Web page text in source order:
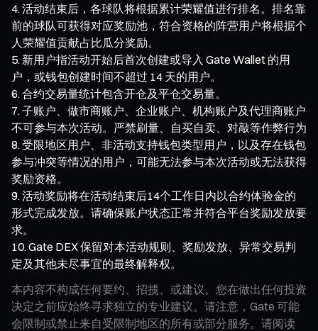
活动结束后，各球队将根据累计荣耀值进行排名。排名靠
前的球队可获得对应奖励池，符合资格的阵营用户将根据个
人荣耀值贡献占比瓜分奖励。
新用户指活动开始后首次创建或导入 Gate Wallet 的用
户，或钱包创建时间不超过 14 天的用户。
合约交易量统计包含开仓及平仓交易量。
子账户、做市商账户、企业账户、机构账户及代理商账户
不可参与本次活动。严禁刷量、自买自卖、对敲等作弊行为
受限地区用户、非活动支持钱包类型用户，以及存在钱包
参与冲突等情况的用户，可能无法参与本次活动或无法获得
奖励资格。
活动奖励将在活动结束后14个工作日内以合约体验金的
形式完成发放。请确保账户状态正常并符合平台奖励发放要
求。
Gate DEX 保留对本活动规则、奖励发放、异常交易判
定及其他未尽事宜的最终解释权。
本内容不构成任何要约、招揽、或建议。您在做出任何投资
决定之前应始终寻求独立的专业建议。请注意，Gate 可能
会限制或禁止来自受限制地区的所有或部分服务。请阅读